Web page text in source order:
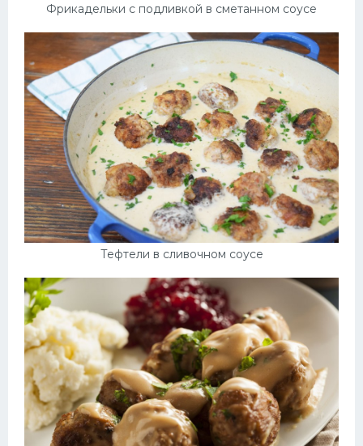
Фрикадельки с подливкой в сметанном соусе
Тефтели в сливочном соусе